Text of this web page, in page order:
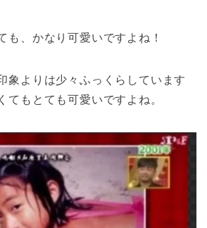
も、かなり可愛いですよね！
象よりは少々ふっくらしています
てもとても可愛いですよね。